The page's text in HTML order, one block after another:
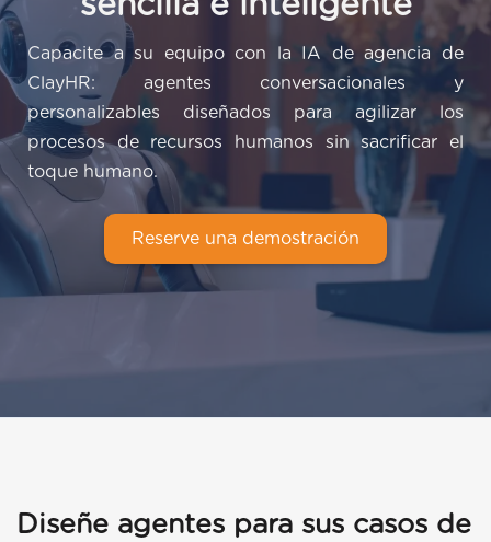
Capacite a su equipo con la IA de agencia de
ClayHR: agentes conversacionales y
personalizables diseñados para agilizar los
procesos de recursos humanos sin sacrificar el
toque humano.
Reserve una demostración
Diseñe agentes para sus casos de